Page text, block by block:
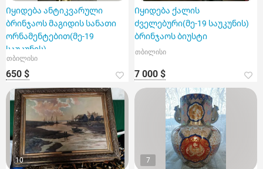
Იყიდება ანტიკვარული
ბრინჯაოს მაგიდის სანათი
ორნამენტებით(მე-19
საუკუნის)
თბილისი
650 $
Იყიდება ქალის
ძველებური(მე-19 საუკუნის)
ბრინჯაოს ბიუსტი
თბილისი
7 000 $
10 7